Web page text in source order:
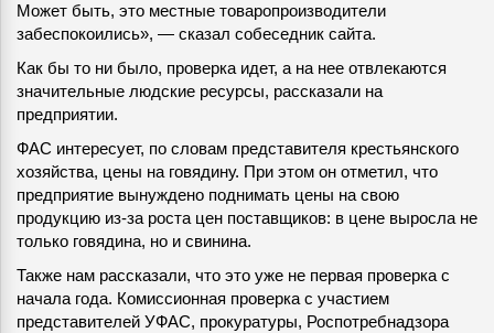
Может быть, это местные товаропроизводители
забеспокоились», — сказал собеседник сайта.
Как бы то ни было, проверка идет, а на нее отвлекаются
значительные людские ресурсы, рассказали на
предприятии.
ФАС интересует, по словам представителя крестьянского
хозяйства, цены на говядину. При этом он отметил, что
предприятие вынуждено поднимать цены на свою
продукцию из-за роста цен поставщиков: в цене выросла не
только говядина, но и свинина.
Также нам рассказали, что это уже не первая проверка с
начала года. Комиссионная проверка с участием
представителей УФАС, прокуратуры, Роспотребнадзора